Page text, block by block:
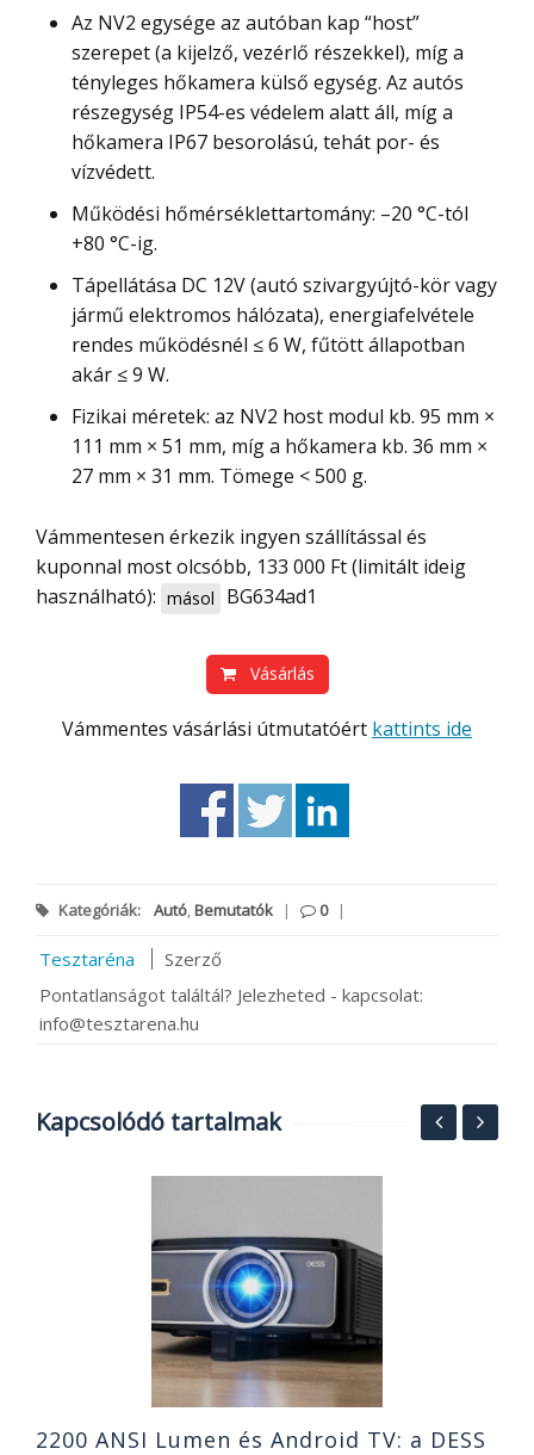
Az NV2 egysége az autóban kap “host”
szerepet (a kijelző, vezérlő részekkel), míg a
tényleges hőkamera külső egység. Az autós
részegység IP54-es védelem alatt áll, míg a
hőkamera IP67 besorolású, tehát por- és
vízvédett.
Működési hőmérséklettartomány: –20 °C-tól
+80 °C-ig.
Tápellátása DC 12V (autó szivargyújtó-kör vagy
jármű elektromos hálózata), energiafelvétele
rendes működésnél ≤ 6 W, fűtött állapotban
akár ≤ 9 W.
Fizikai méretek: az NV2 host modul kb. 95 mm ×
111 mm × 51 mm, míg a hőkamera kb. 36 mm ×
27 mm × 31 mm. Tömege < 500 g.
Vámmentesen érkezik ingyen szállítással és
kuponnal most olcsóbb, 133 000 Ft (limitált ideig
használható): másol BG634ad1
Vásárlás
Vámmentes vásárlási útmutatóért kattints ide
Kategóriák: Autó,Bemutatók | 0 |
Tesztaréna
Szerző
Pontatlanságot találtál? Jelezheted - kapcsolat:
info@tesztarena.hu
Kapcsolódó tartalmak
2200 ANSI Lumen és Android TV: a DESS